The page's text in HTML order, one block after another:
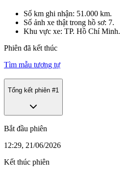
Số km ghi nhận: 51.000 km.
Số ảnh xe thật trong hồ sơ: 7.
Khu vực xe: TP. Hồ Chí Minh.
Phiên đã kết thúc
Tìm mẫu tương tự
Tổng kết phiên #1
Bắt đầu phiên
12:29, 21/06/2026
Kết thúc phiên